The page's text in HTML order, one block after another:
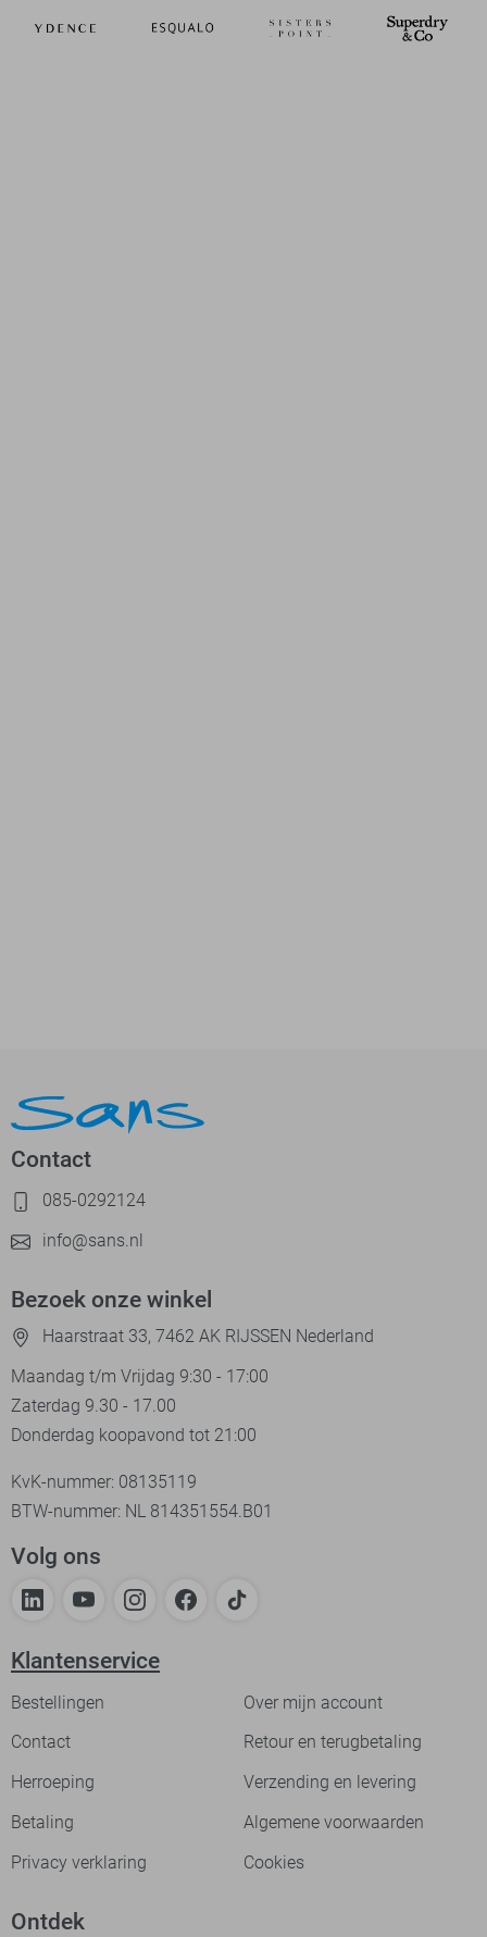
Contact
085-0292124
info@sans.nl
Bezoek onze winkel
Haarstraat 33, 7462 AK RIJSSEN Nederland
Maandag t/m Vrijdag 9:30 - 17:00
Zaterdag 9.30 - 17.00
Donderdag koopavond tot 21:00
KvK-nummer: 08135119
BTW-nummer: NL 814351554.B01
Volg ons
Klantenservice
Bestellingen
Over mijn account
Contact
Retour en terugbetaling
Herroeping
Verzending en levering
Betaling
Algemene voorwaarden
Privacy verklaring
Cookies
Ontdek